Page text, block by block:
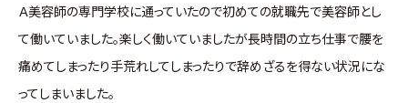
Ａ美容師の専門学校に通っていたので初めての就職先で美容師とし
て働いていました。楽しく働いていましたが長時間の立ち仕事で腰を
痛めてしまったり手荒れしてしまったりで辞めざるを得ない状況にな
ってしまいました。